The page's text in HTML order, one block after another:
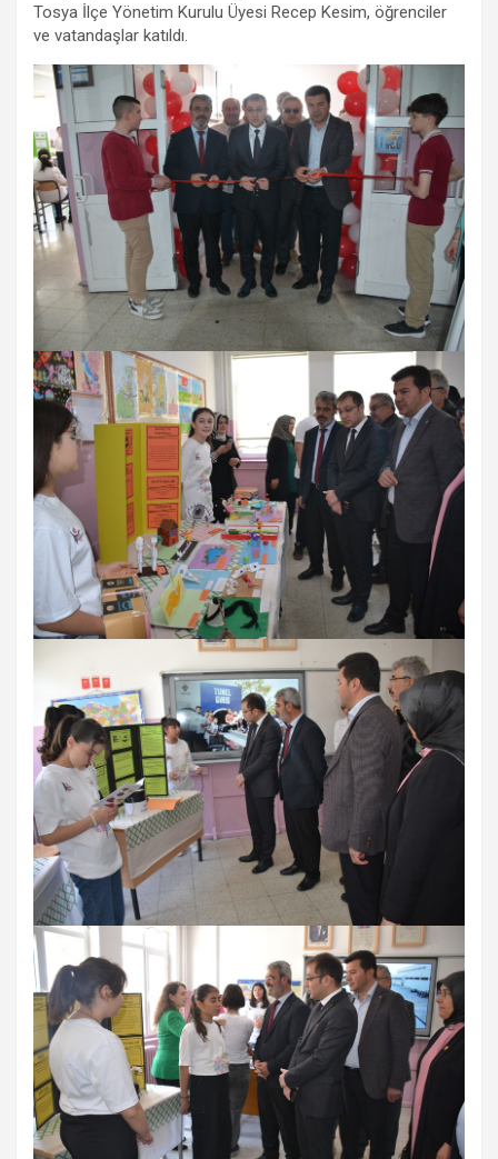
Tosya İlçe Yönetim Kurulu Üyesi Recep Kesim, öğrenciler
ve vatandaşlar katıldı.